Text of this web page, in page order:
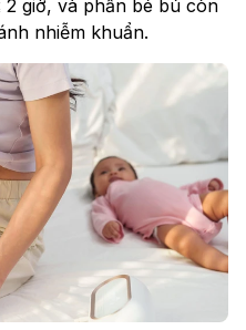
giờ, và phần bé bú còn
nhiễm khuẩn.